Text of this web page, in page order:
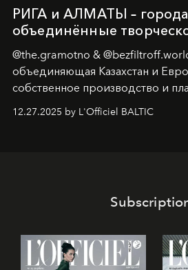
РИГА и АЛМАТЫ –
объединённые
@the.gramotno &
объединяющая Казахстан и
собственное производство и
предоставляющая
решения для дизайнеров и
12.27.2025 by L'Officiel BALTIC